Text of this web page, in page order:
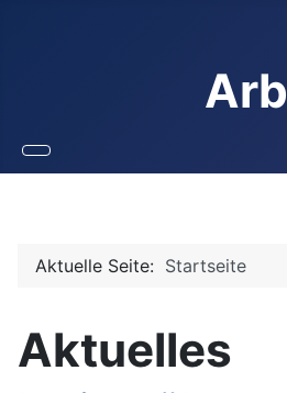
Aktuelle Seite: Startseite
Aktuelles